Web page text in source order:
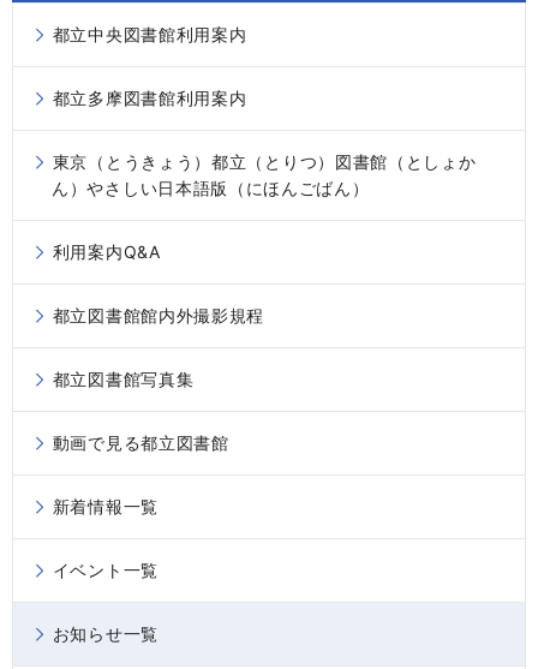
都立中央図書館利用案内
都立多摩図書館利用案内
東京（とうきょう）都立（とりつ）図書館（としょか
ん）やさしい日本語版（にほんごばん）
利用案内Q&A
都立図書館館内外撮影規程
都立図書館写真集
動画で見る都立図書館
新着情報一覧
イベント一覧
お知らせ一覧